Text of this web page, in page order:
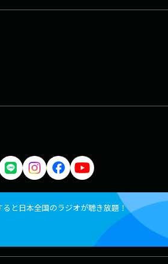
と日本全国のラジオが聴き放題！